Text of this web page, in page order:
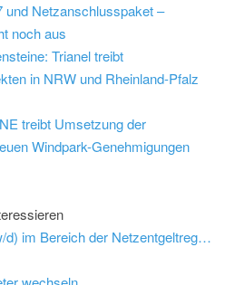
Netzanschlusspaket –
noch aus
Trianel treibt
in NRW und Rheinland-Pfalz
treibt Umsetzung der
Windpark-Genehmigungen
Job: (Junior) Consultant (m/w/d) im Bereich der Netzentgeltregulierung - BBH Consulting AG